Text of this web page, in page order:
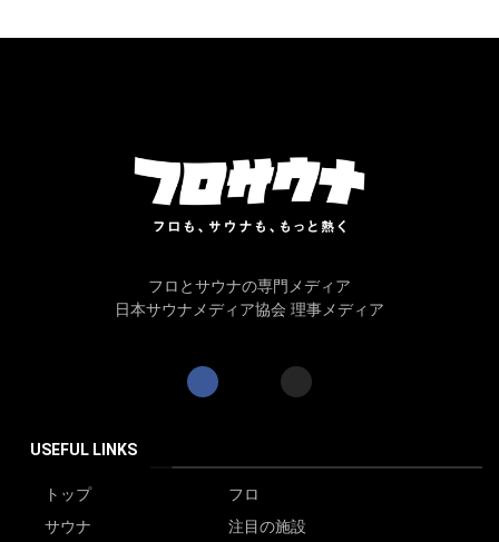
フロとサウナの専門メディア
日本サウナメディア協会 理事メディア
USEFUL LINKS
トップ
フロ
サウナ
注目の施設